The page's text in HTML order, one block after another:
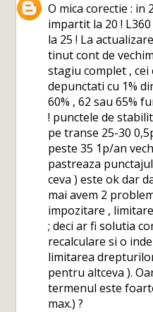
O mica corectie : in
impartit la 20 !
la 25 ! La
tinut cont de
stagiu complet ,
depunctati cu 1%
60% , 62 sau 65%
! punctele de
pe transe 25-30
peste 35 1p/an
pastreaza
ceva ) este ok dar
mai avem 2
impozitare ,
; deci ar fi solutia
recalculare si o
limitarea
pentru altceva ).
termenul este
max.) ?